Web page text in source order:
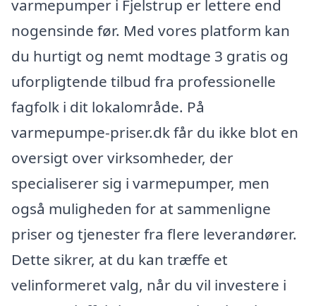
varmepumper i Fjelstrup er lettere end
nogensinde før. Med vores platform kan
du hurtigt og nemt modtage 3 gratis og
uforpligtende tilbud fra professionelle
fagfolk i dit lokalområde. På
varmepumpe-priser.dk får du ikke blot en
oversigt over virksomheder, der
specialiserer sig i varmepumper, men
også muligheden for at sammenligne
priser og tjenester fra flere leverandører.
Dette sikrer, at du kan træffe et
velinformeret valg, når du vil investere i